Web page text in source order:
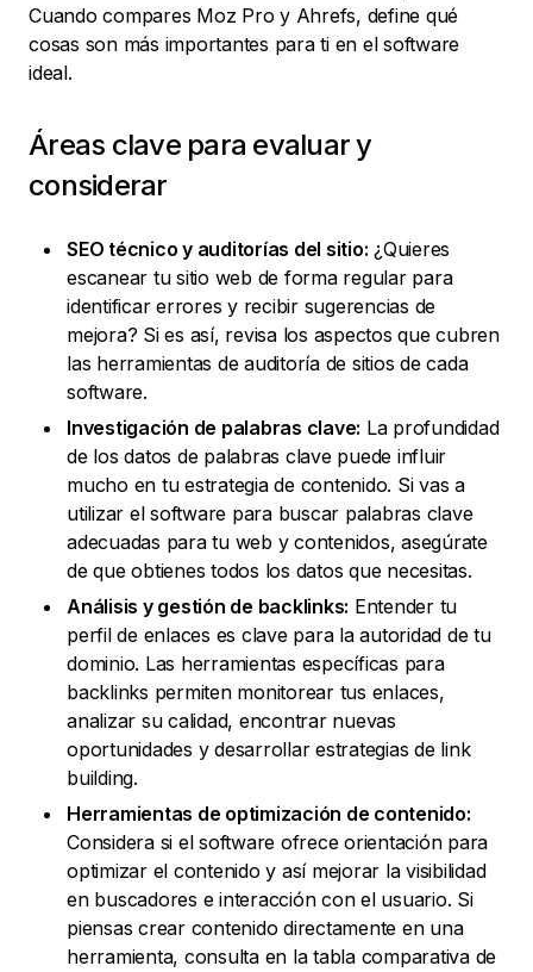
Cuando compares Moz Pro y Ahrefs, define qué
cosas son más importantes para ti en el software
ideal.
Áreas clave para evaluar y
considerar
SEO técnico y auditorías del sitio: ¿Quieres
escanear tu sitio web de forma regular para
identificar errores y recibir sugerencias de
mejora? Si es así, revisa los aspectos que cubren
las herramientas de auditoría de sitios de cada
software.
Investigación de palabras clave: La profundidad
de los datos de palabras clave puede influir
mucho en tu estrategia de contenido. Si vas a
utilizar el software para buscar palabras clave
adecuadas para tu web y contenidos, asegúrate
de que obtienes todos los datos que necesitas.
Análisis y gestión de backlinks: Entender tu
perfil de enlaces es clave para la autoridad de tu
dominio. Las herramientas específicas para
backlinks permiten monitorear tus enlaces,
analizar su calidad, encontrar nuevas
oportunidades y desarrollar estrategias de link
building.
Herramientas de optimización de contenido:
Considera si el software ofrece orientación para
optimizar el contenido y así mejorar la visibilidad
en buscadores e interacción con el usuario. Si
piensas crear contenido directamente en una
herramienta, consulta en la tabla comparativa de